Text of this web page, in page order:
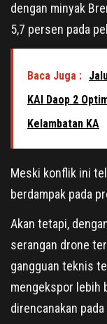
dengan minyak
5,7 persen pada
Baca Juga :
KAI Daop 2
Kelambatan KA
Meski konflik ini
berdampak pada
Akan tetapi,
serangan drone
gangguan teknis
mengekspor lebih
direncanakan